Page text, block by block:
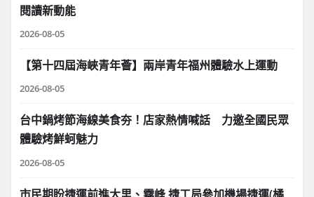
閱讀新動能
2026-08-05
【第十四屆海峽青年薈】兩岸青年福州體驗水上運動
2026-08-05
台中鍋烤節海線美食夯！店家熱情喊話 力邀全國民眾
體驗烤鮮蚵魅力
2026-08-05